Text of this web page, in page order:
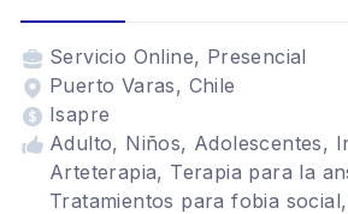
Servicio Online, Presencial
Puerto Varas, Chile
Isapre
Adulto, Niños, Adolescentes,
Arteterapia, Terapia para la
Tratamientos para fobia